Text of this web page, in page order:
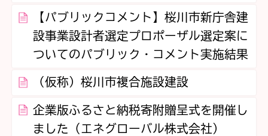
【パブリックコメント】桜川市新庁舎建
設事業設計者選定プロポーザル選定案に
ついてのパブリック・コメント実施結果
（仮称）桜川市複合施設建設
企業版ふるさと納税寄附贈呈式を開催し
ました（エネグローバル株式会社）